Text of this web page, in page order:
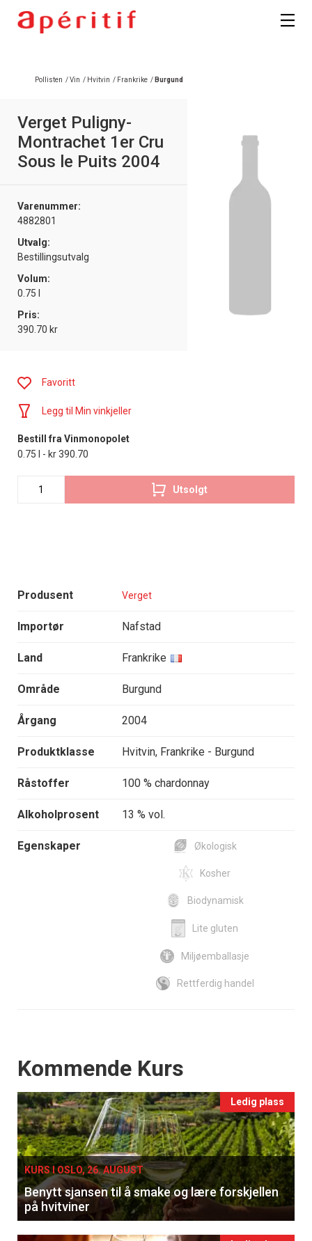
Pollisten /Vin / Hvitvin / Frankrike / Burgund
Verget Puligny-
Montrachet 1er Cru
Sous le Puits 2004
Varenummer:
4882801
Utvalg:
Bestillingsutvalg
Volum:
0.75 l
Pris:
390.70 kr
Produsent Verget
Importør Nafstad
Land Frankrike
Område Burgund
Årgang 2004
Produktklasse Hvitvin, Frankrike - Burgund
Råstoffer 100 % chardonnay
Alkoholprosent 13 % vol.
Egenskaper Økologisk
Kosher
Biodynamisk
Lite gluten
Miljøemballasje
Rettferdig handel
Favoritt
Legg til Min vinkjeller
Bestill fra Vinmonopolet
0.75 l - kr 390.70
Utsolgt
Events
Kommende Kurs
Ledig plass
KURS I OSLO, 26. AUGUST
Benytt sjansen til å smake og lære forskjellen
på hvitviner